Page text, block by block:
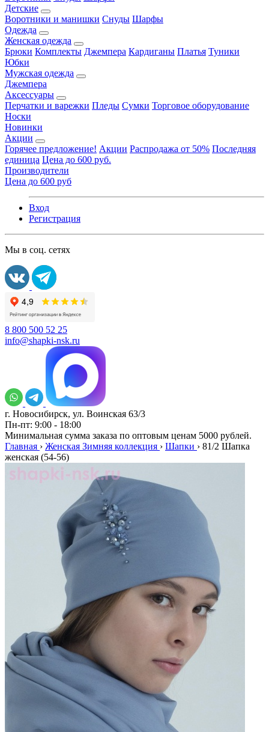
Детские
Воротники и манишки Снуды Шарфы
Одежда
Женская одежда
Брюки Комплекты Джемпера Кардиганы Платья Туники
Юбки
Мужская одежда
Джемпера
Аксессуары
Перчатки и варежки Пледы Сумки Торговое оборудование
Носки
Новинки
Акции
Горячее предложение! Акции Распродажа от 50% Последняя
единица Цена до 600 руб.
Производители
Цена до 600 руб
Вход
Регистрация
Мы в соц. сетях
8 800 500 52 25
info@shapki-nsk.ru
г. Новосибирск, ул. Воинская 63/3
Пн-пт: 9:00 - 18:00
Минимальная сумма заказа по оптовым ценам 5000 рублей.
Главная › Женская Зимняя коллекция › Шапки › 81/2 Шапка
женская (54-56)